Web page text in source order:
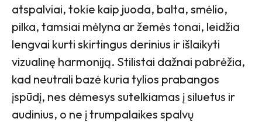
atspalviai, tokie kaip juoda, balta, smėlio,
pilka, tamsiai mėlyna ar žemės tonai, leidžia
lengvai kurti skirtingus derinius ir išlaikyti
vizualinę harmoniją. Stilistai dažnai pabrėžia,
kad neutrali bazė kuria tylios prabangos
įspūdį, nes dėmesys sutelkiamas į siluetus ir
audinius, o ne į trumpalaikes spalvų